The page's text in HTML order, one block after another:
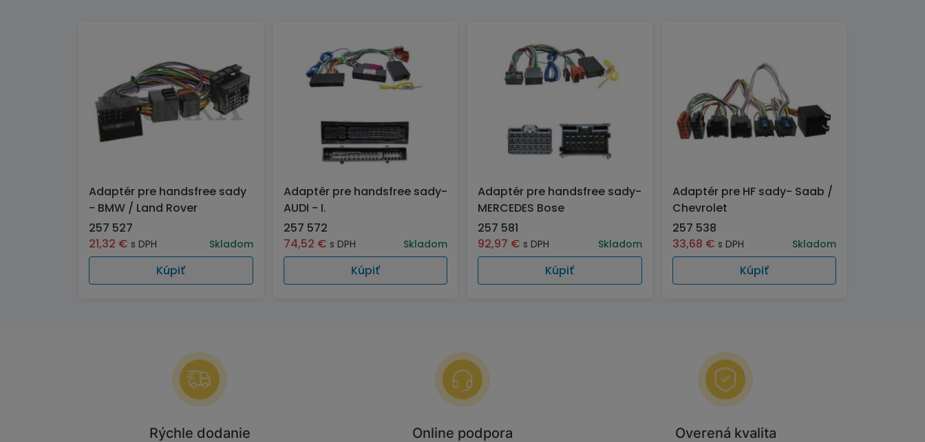
Adaptér pre handsfree sady
- BMW / Land Rover
257 527
21,32 € s DPH Skladom
Kúpiť
Adaptér pre handsfree sady-
AUDI - I.
257 572
74,52 € s DPH Skladom
Kúpiť
Adaptér pre handsfree sady-
MERCEDES Bose
257 581
92,97 € s DPH Skladom
Kúpiť
Adaptér pre HF sady- Saab /
Chevrolet
257 538
33,68 € s DPH Skladom
Kúpiť
Rýchle dodanie Online podpora Overená kvalita